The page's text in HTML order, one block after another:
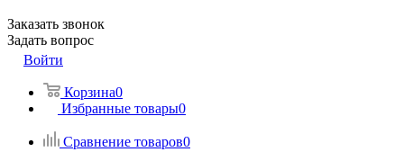
Заказать звонок
Задать вопрос
Войти
Корзина0
Избранные товары0
Сравнение товаров0